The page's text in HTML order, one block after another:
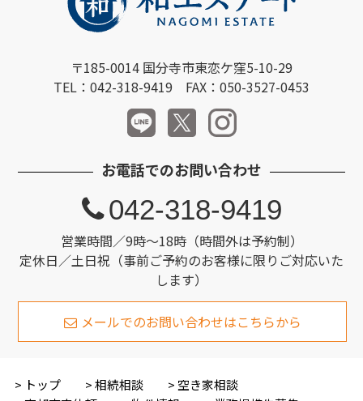
〒185-0014 国分寺市東恋ケ窪5-10-29
TEL：042-318-9419 FAX：050-3527-0453
お電話でのお問い合わせ
営業時間／9時～18時（時間外は予約制）
定休日／土日祝（事前ご予約のお客様に限りご対応いた
します）
042-318-9419
メールでのお問い合わせはこちらから
トップ 相続相談
空き家相談